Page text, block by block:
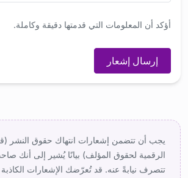
أؤكد أن المعلومات التي قدمتها دقيقة وكاملة.
إرسال إشعار
يجب أن تتضمن إشعارات انتهاك حقوق النشر
الرقمية لحقوق المؤلف) بيانًا يُشير إلى أنك
تتصرف نيابةً عنه. قد تُعرّضك الإشعارات الكاذبة